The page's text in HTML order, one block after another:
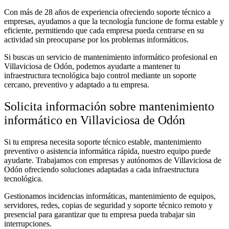
Con más de 28 años de experiencia ofreciendo soporte técnico a
empresas, ayudamos a que la tecnología funcione de forma estable y
eficiente, permitiendo que cada empresa pueda centrarse en su
actividad sin preocuparse por los problemas informáticos.
Si buscas un servicio de mantenimiento informático profesional en
Villaviciosa de Odón, podemos ayudarte a mantener tu
infraestructura tecnológica bajo control mediante un soporte
cercano, preventivo y adaptado a tu empresa.
Solicita información sobre mantenimiento
informático en Villaviciosa de Odón
Si tu empresa necesita soporte técnico estable, mantenimiento
preventivo o asistencia informática rápida, nuestro equipo puede
ayudarte. Trabajamos con empresas y autónomos de Villaviciosa de
Odón ofreciendo soluciones adaptadas a cada infraestructura
tecnológica.
Gestionamos incidencias informáticas, mantenimiento de equipos,
servidores, redes, copias de seguridad y soporte técnico remoto y
presencial para garantizar que tu empresa pueda trabajar sin
interrupciones.